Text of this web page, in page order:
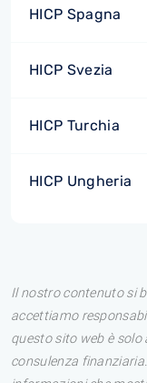
HICP Spagna
HICP Svezia
HICP Turchia
HICP Ungheria
Il nostro contenuto si
accettiamo
questo sito web è
consulenza